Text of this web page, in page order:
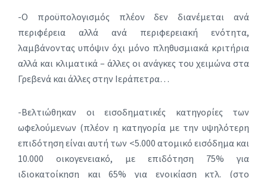
-Ο προϋπολογισμός πλέον δεν διανέμεται ανά
περιφέρεια αλλά ανά περιφερειακή ενότητα,
λαμβάνοντας υπόψιν όχι μόνο πληθυσμιακά κριτήρια
αλλά και κλιματικά – άλλες οι ανάγκες του χειμώνα στα
Γρεβενά και άλλες στην Ιεράπετρα…
-Βελτιώθηκαν οι εισοδηματικές κατηγορίες των
ωφελούμενων (πλέον η κατηγορία με την υψηλότερη
επιδότηση είναι αυτή των <5.000 ατομικό εισόδημα και
10.000 οικογενειακό, με επιδότηση 75% για
ιδιοκατοίκηση και 65% για ενοικίαση κτλ. (στο